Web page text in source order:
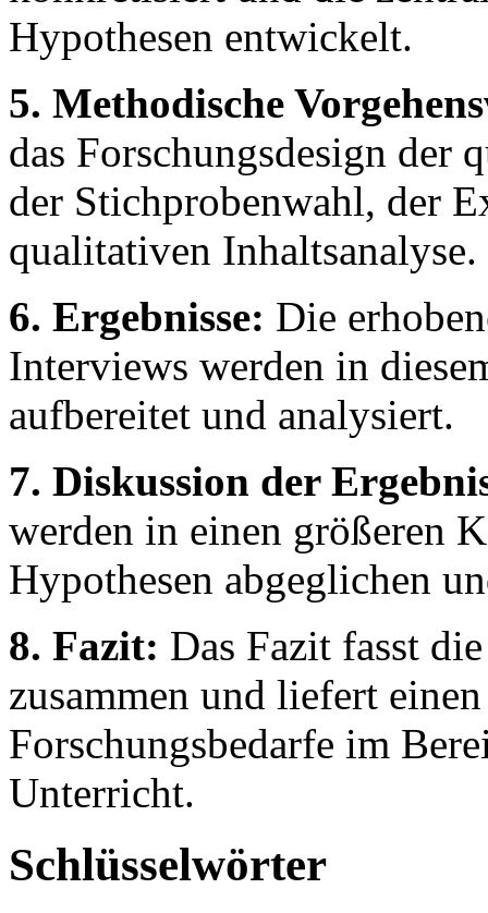
Hypothesen entwickelt.
5. Methodische
das Forschungsdesign der
der Stichprobenwahl, der
qualitativen Inhaltsanalyse.
6. Ergebnisse: Die
Interviews werden in
aufbereitet und analysiert.
7. Diskussion der
werden in einen größeren
Hypothesen abgeglichen
8. Fazit: Das Fazit fasst
zusammen und liefert
Forschungsbedarfe im
Unterricht.
Schlüsselwörter